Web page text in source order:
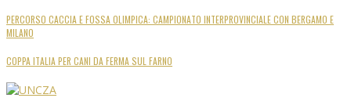
PERCORSO CACCIA E FOSSA OLIMPICA: CAMPIONATO INTERPROVINCIALE CON BERGAMO E
MILANO
COPPA ITALIA PER CANI DA FERMA SUL FARNO